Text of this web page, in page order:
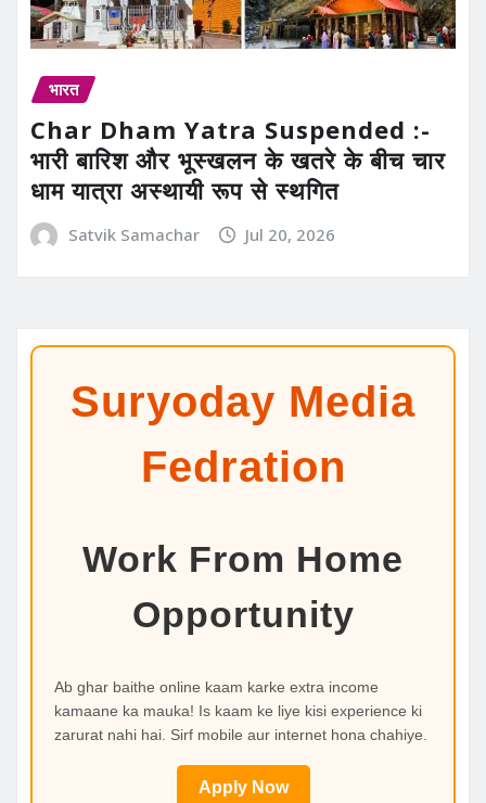
भारत
Char Dham Yatra Suspended :-
भारी बारिश और भूस्खलन के खतरे के बीच चार
धाम यात्रा अस्थायी रूप से स्थगित
Satvik Samachar Jul 20, 2026
Suryoday Media
Fedration
Work From Home
Opportunity
Ab ghar baithe online kaam karke extra income
kamaane ka mauka! Is kaam ke liye kisi experience ki
zarurat nahi hai. Sirf mobile aur internet hona chahiye.
Apply Now